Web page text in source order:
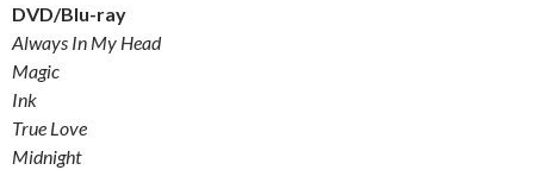
DVD/Blu-ray
Always In My Head
Magic
Ink
True Love
Midnight